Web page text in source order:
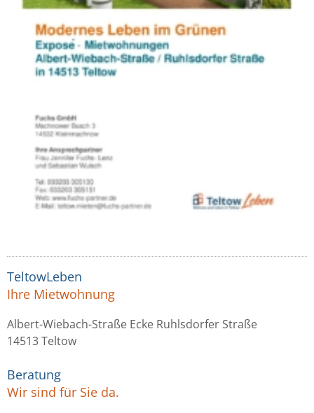
TeltowLeben
Ihre Mietwohnung
Albert-Wiebach-Straße Ecke Ruhlsdorfer Straße
14513 Teltow
Beratung
Wir sind für Sie da.